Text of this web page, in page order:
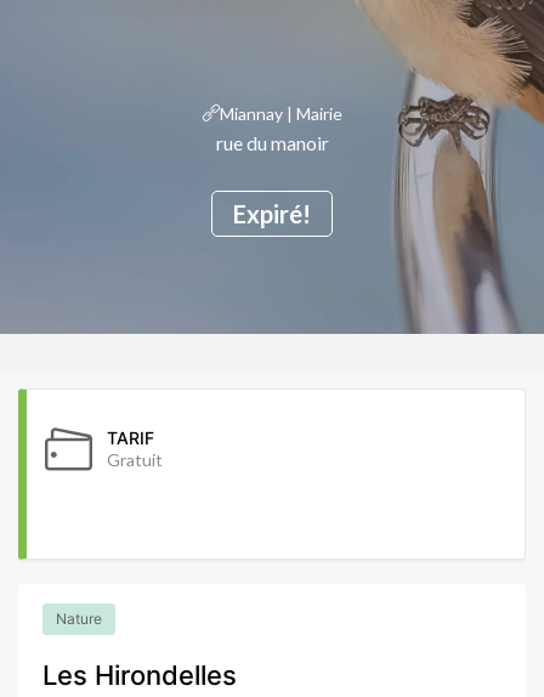
Expiré!
Miannay | Mairie
rue du manoir
TARIF
Gratuit
Nature
Les Hirondelles